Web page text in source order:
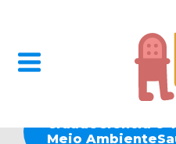
CidadeCiência e
Meio Ambiente